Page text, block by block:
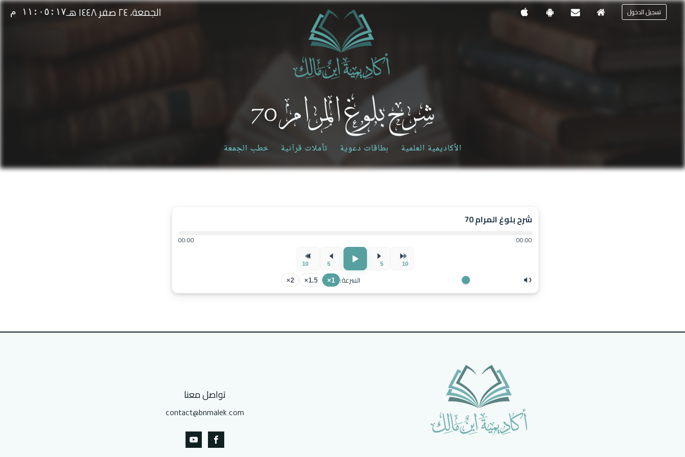
تسجيل الدخول الجمعة، ٢٤ صفر ١٤٤٨ هـ ١١:٠٥:١٧ م
شرح بلوغ المرام 70
الأكاديمية العلمية بطاقات دعوية تأملات قرآنية خطب الجمعة
شرح بلوغ المرام 70
00:00
00:00
10
5
5
10
السرعة: 1×
1.5×
2×
تواصل معنا
contact@bnmalek.com